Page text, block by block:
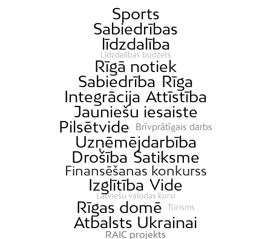
Sports
Sabiedrības
līdzdalība
Līdzdalības budžets
Rīgā notiek
Sabiedrība Rīga
Integrācija Attīstība
Jauniešu iesaiste
Pilsētvide
Brīvprātīgais darbs
Uzņēmējdarbība
Drošība Satiksme
Finansēšanas konkurss
Izglītība Vide
Latviešu valodas kursi
Rīgas domē Tūrisms
Atbalsts Ukrainai
RAIC projekts